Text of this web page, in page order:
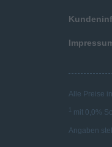
Alle Preise
1 mit 0,0%
Angaben